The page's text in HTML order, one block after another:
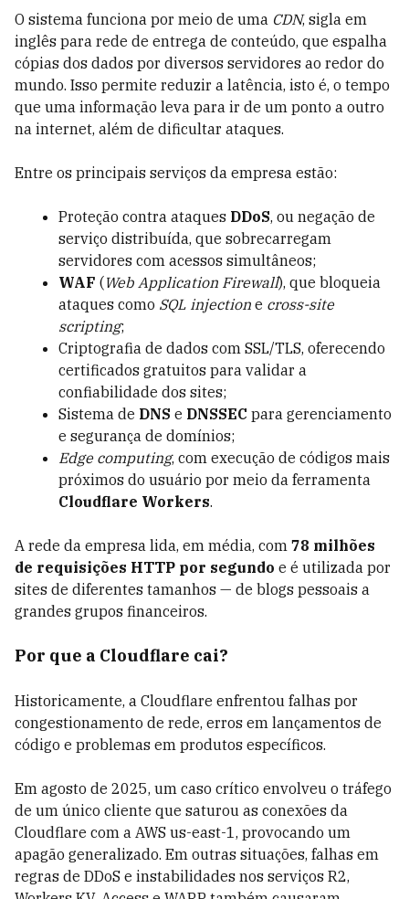
O sistema funciona por meio de uma CDN, sigla em
inglês para rede de entrega de conteúdo, que espalha
cópias dos dados por diversos servidores ao redor do
mundo. Isso permite reduzir a latência, isto é, o tempo
que uma informação leva para ir de um ponto a outro
na internet, além de dificultar ataques.
Entre os principais serviços da empresa estão:
Proteção contra ataques DDoS, ou negação de
serviço distribuída, que sobrecarregam
servidores com acessos simultâneos;
WAF (Web Application Firewall), que bloqueia
ataques como SQL injection e cross-site
scripting;
Criptografia de dados com SSL/TLS, oferecendo
certificados gratuitos para validar a
confiabilidade dos sites;
Sistema de DNS e DNSSEC para gerenciamento
e segurança de domínios;
Edge computing, com execução de códigos mais
próximos do usuário por meio da ferramenta
Cloudflare Workers.
A rede da empresa lida, em média, com 78 milhões
de requisições HTTP por segundo e é utilizada por
sites de diferentes tamanhos — de blogs pessoais a
grandes grupos financeiros.
Por que a Cloudflare cai?
Historicamente, a Cloudflare enfrentou falhas por
congestionamento de rede, erros em lançamentos de
código e problemas em produtos específicos.
Em agosto de 2025, um caso crítico envolveu o tráfego
de um único cliente que saturou as conexões da
Cloudflare com a AWS us-east-1, provocando um
apagão generalizado. Em outras situações, falhas em
regras de DDoS e instabilidades nos serviços R2,